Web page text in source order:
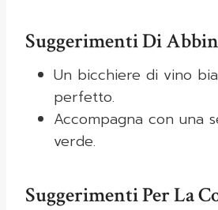
Suggerimenti Di
Un bicchiere di vino
perfetto.
Accompagna con una
verde.
Suggerimenti Per La